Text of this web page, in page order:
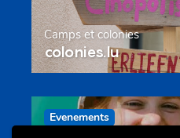
Camps et colonies
colonies.lu
Evenements